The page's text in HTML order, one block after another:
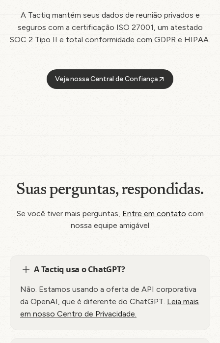
A Tactiq mantém seus dados de reunião privados e
seguros com a certificação ISO 27001, um atestado
SOC 2 Tipo II e total conformidade com GDPR e HIPAA.
Veja nossa Central de Confiança
Suas perguntas, respondidas.
Se você tiver mais perguntas, Entre em contato com
nossa equipe amigável
A Tactiq usa o ChatGPT?
Não. Estamos usando a oferta de API corporativa
da OpenAI, que é diferente do ChatGPT. Leia mais
em nosso Centro de Privacidade.